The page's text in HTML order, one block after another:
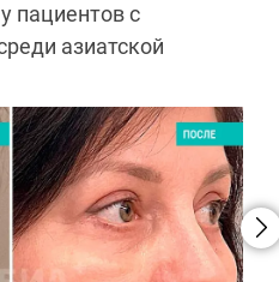
пациентов с
азиатской